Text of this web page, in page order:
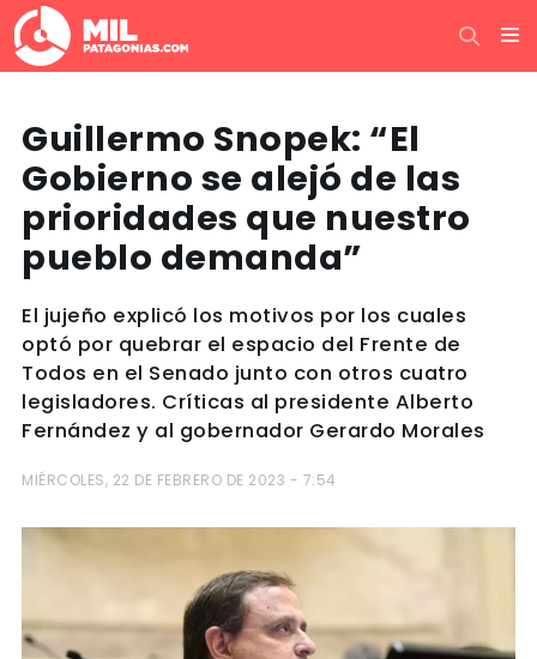
Guillermo Snopek: “El
Gobierno se alejó de las
prioridades que nuestro
pueblo demanda”
El jujeño explicó los motivos por los cuales
optó por quebrar el espacio del Frente de
Todos en el Senado junto con otros cuatro
legisladores. Críticas al presidente Alberto
Fernández y al gobernador Gerardo Morales
MIÉRCOLES, 22 DE FEBRERO DE 2023 - 7:54